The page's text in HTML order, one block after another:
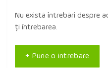
Nu există întrebări despre
ți întrebarea.
+ Pune o intrebare